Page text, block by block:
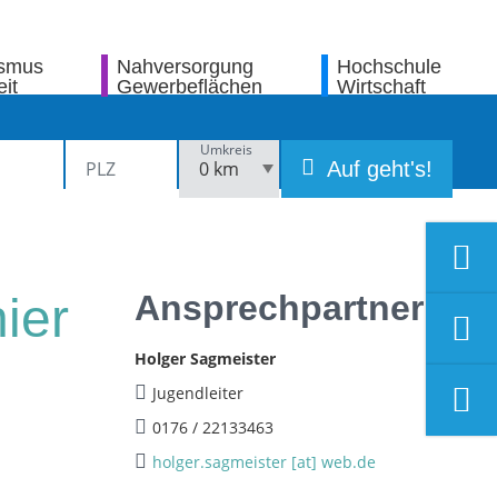
Nahversorgung
Gewerbeflächen
Hochschule
Wirtschaft
Umkreis
Auf geht's!
Ansprechpartner
Holger Sagmeister
Jugendleiter
0176 / 22133463
holger.sagmeister [at] web.de